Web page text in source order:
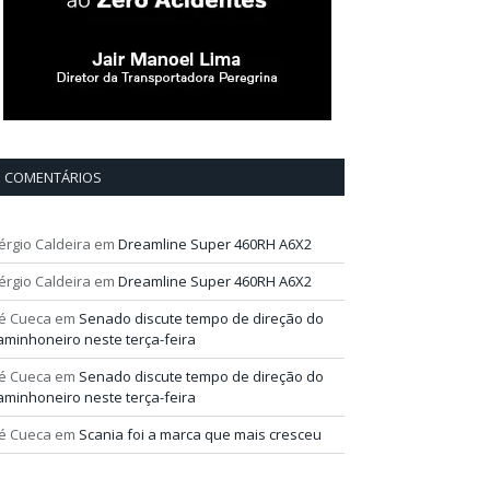
COMENTÁRIOS
Caldeira em Dreamline Super 460RH A6X2
Caldeira em Dreamline Super 460RH A6X2
Cueca em Senado discute tempo de direção do
neste terça-feira
Cueca em Senado discute tempo de direção do
neste terça-feira
Cueca em Scania foi a marca que mais cresceu